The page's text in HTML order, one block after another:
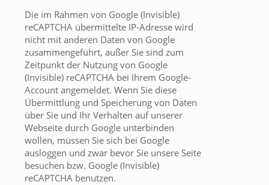
Die im Rahmen von Google (Invisible)
reCAPTCHA übermittelte IP-Adresse wird
nicht mit anderen Daten von Google
zusammengeführt, außer Sie sind zum
Zeitpunkt der Nutzung von Google
(Invisible) reCAPTCHA bei Ihrem Google-
Account angemeldet. Wenn Sie diese
Übermittlung und Speicherung von Daten
über Sie und Ihr Verhalten auf unserer
Webseite durch Google unterbinden
wollen, müssen Sie sich bei Google
ausloggen und zwar bevor Sie unsere Seite
besuchen bzw. Google (Invisible)
reCAPTCHA benutzen.